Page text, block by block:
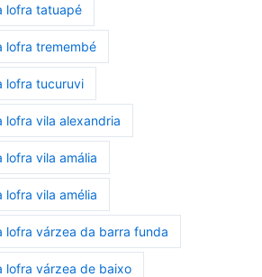
lofra tatuapé
lofra tremembé
lofra tucuruvi
lofra vila alexandria
lofra vila amália
lofra vila amélia
lofra várzea da barra funda
lofra várzea de baixo